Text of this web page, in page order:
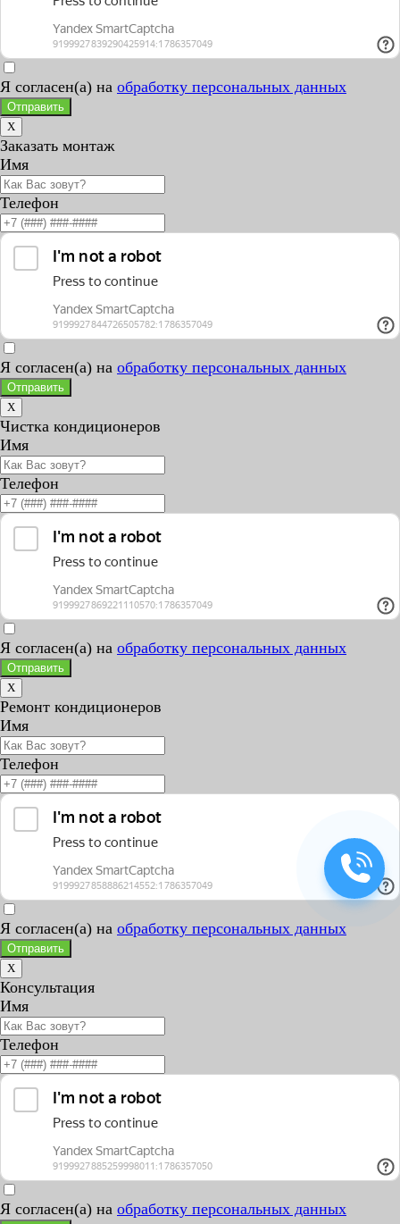
Я согласен(а) на обработку персональных данных
Отправить
X
Заказать монтаж
Имя
Телефон
Я согласен(а) на обработку персональных данных
Отправить
X
Чистка кондиционеров
Имя
Телефон
Я согласен(а) на обработку персональных данных
Отправить
X
Ремонт кондиционеров
Имя
Телефон
Я согласен(а) на обработку персональных данных
Отправить
X
Консультация
Имя
Телефон
Я согласен(а) на обработку персональных данных